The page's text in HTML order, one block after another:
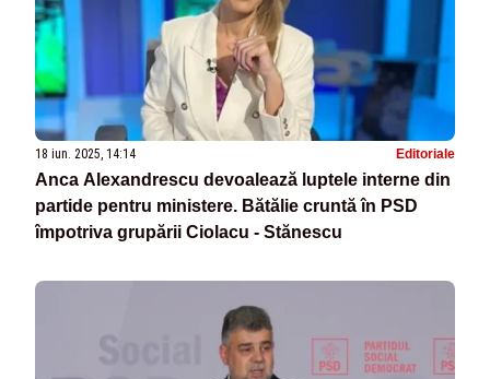
18 iun. 2025, 14:14 Editoriale
Anca Alexandrescu devoalează luptele interne din
partide pentru ministere. Bătălie cruntă în PSD
împotriva grupării Ciolacu - Stănescu